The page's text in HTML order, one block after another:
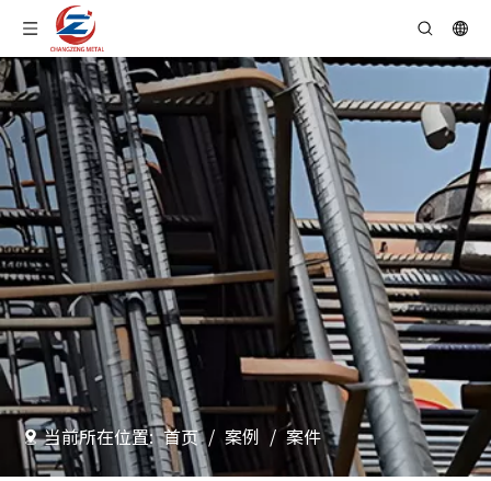
当前所在位置: 首页 / 案例 / 案件